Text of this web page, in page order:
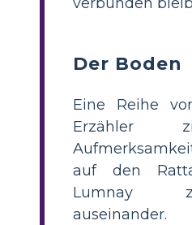
Der Boden
Eine Reihe
Erzähler
auf den
Lumnay